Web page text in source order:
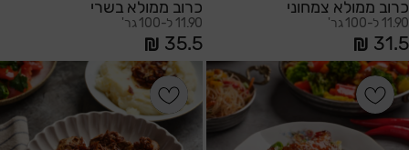
כרוב ממולא צמחוני
11.90 ל-100 גר'
31.5
כרוב ממולא בשרי
11.90 ל-100 גר'
35.5
הוספה לסל הוספה לסל